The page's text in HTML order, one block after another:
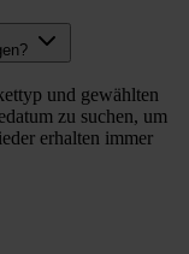
und gewählten
zu suchen, um
erhalten immer